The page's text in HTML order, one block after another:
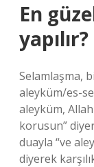
En
yapılır?
Selamlaşma,
aleyküm/es-
aleyküm,
korusun”
duayla “ve
diyerek